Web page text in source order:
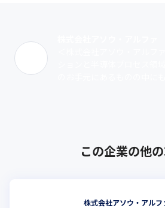
協調性を重んじるタイプが多く、アット
ています。
・アソウ・アルファとしては、「自社製
いがあり、よりモチベーションが高まる
この企業の他
株式会社アソウ・アルフ